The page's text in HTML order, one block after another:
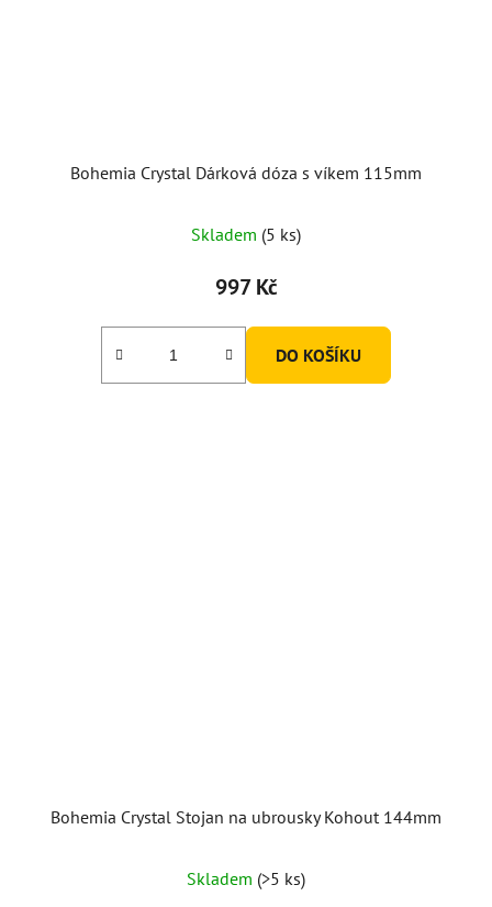
Bohemia Crystal Dárková dóza s víkem 115mm
Skladem (5 ks)
997 Kč
DO KOŠÍKU
Bohemia Crystal Stojan na ubrousky Kohout 144mm
hodnocení
Skladem (>5 ks)